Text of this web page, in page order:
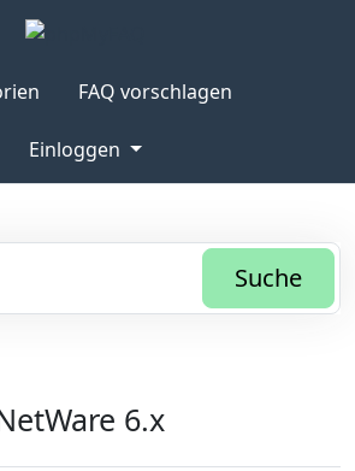
FAQ vorschlagen
Einloggen
Suche
6.x